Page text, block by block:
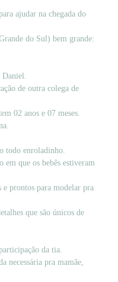
ajudar na chegada do
do Sul) bem grande:
Daniel.
de outra colega de
02 anos e 07 meses.
todo enroladinho.
em que os bebês estiveram
prontos para modelar pra
que são únicos de
da tia.
necessária pra mamãe,